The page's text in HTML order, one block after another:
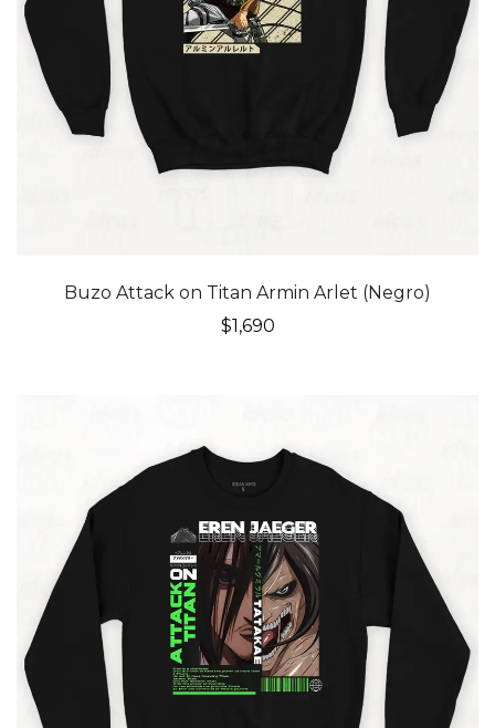
Buzo Attack on Titan Armin Arlet (Negro)
$1,690